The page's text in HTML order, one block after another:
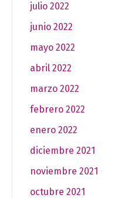
julio 2022
junio 2022
mayo 2022
abril 2022
marzo 2022
febrero 2022
enero 2022
diciembre 2021
noviembre 2021
octubre 2021